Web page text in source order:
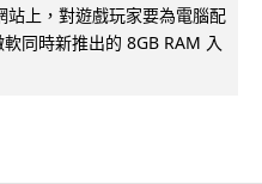
上，對遊戲玩家要為電腦配
同時新推出的 8GB RAM 入